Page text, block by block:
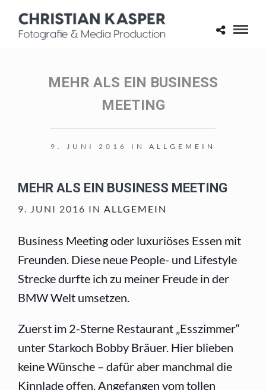
MEHR ALS EIN BUSINESS
MEETING
9. JUNI 2016 IN ALLGEMEIN
MEHR ALS EIN BUSINESS MEETING
9. JUNI 2016 IN ALLGEMEIN
Business Meeting oder luxuriöses Essen mit
Freunden. Diese neue People- und Lifestyle
Strecke durfte ich zu meiner Freude in der
BMW Welt umsetzen.
Zuerst im 2-Sterne Restaurant „Esszimmer“
unter Starkoch Bobby Bräuer. Hier blieben
keine Wünsche – dafür aber manchmal die
Kinnlade offen. Angefangen vom tollen